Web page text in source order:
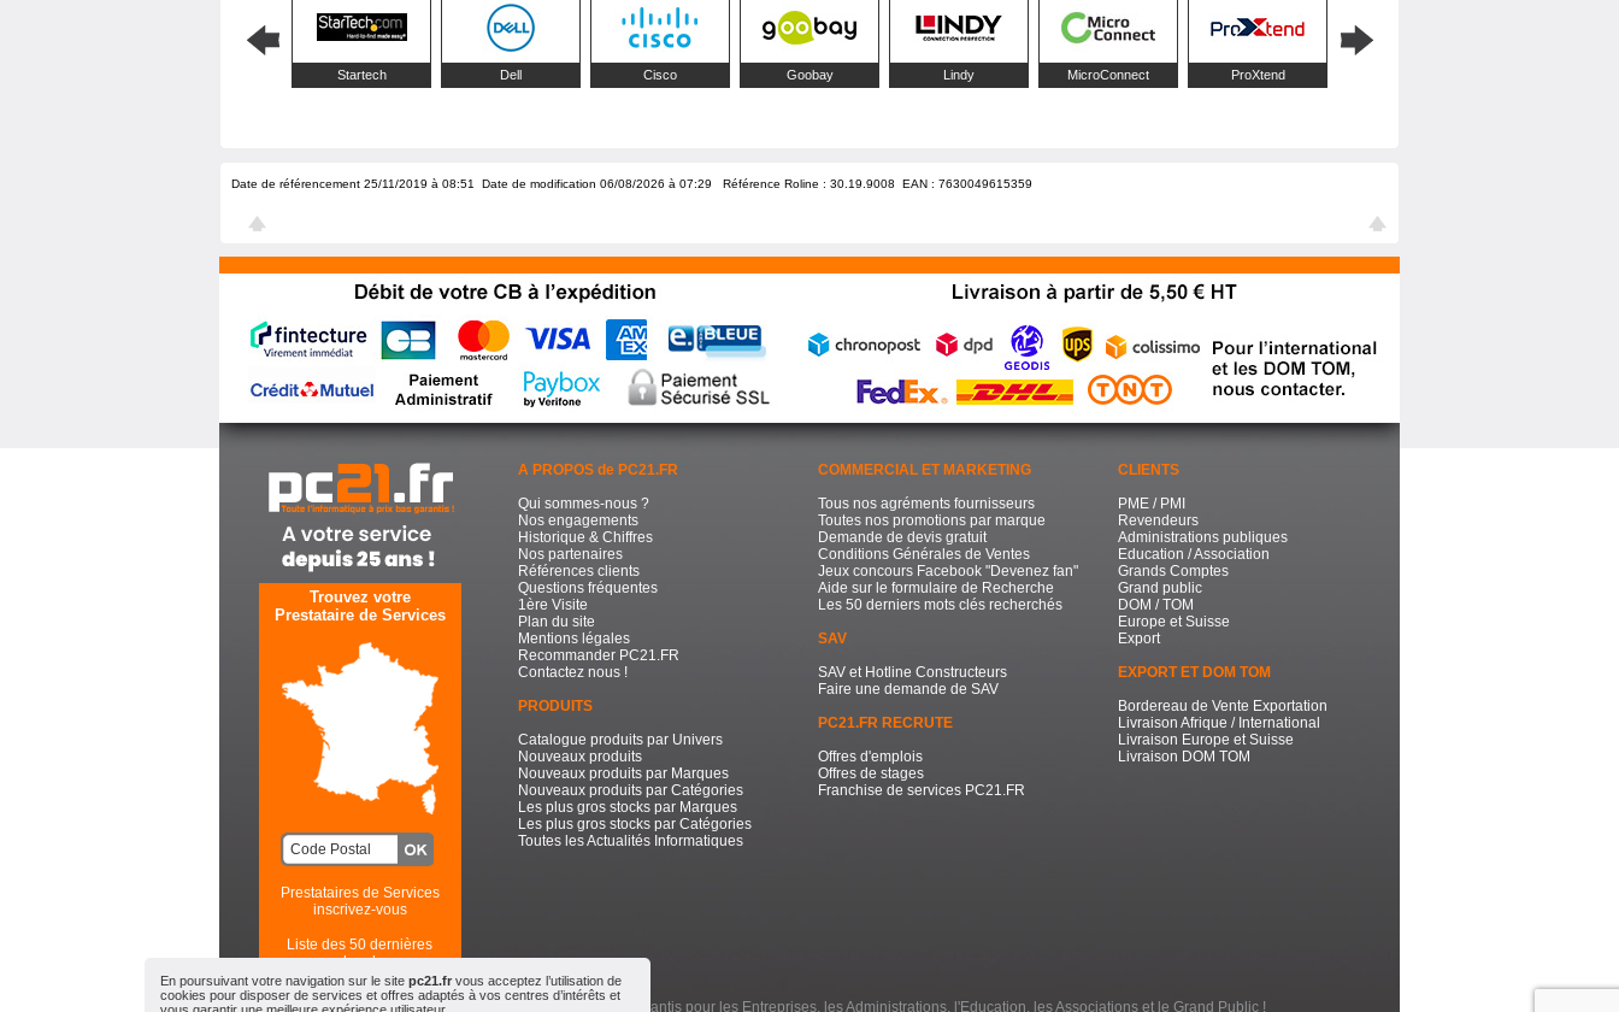
En poursuivant votre navigation sur le sitepc21.fr vous acceptez l’utilisation de
cookies pour disposer de services et offres adaptés à vos centres d’intérêts et
Startech Dell Cisco Goobay Lindy MicroConnect ProXtend
Date de référencement 25/11/2019 à 08:51 Date de modification 06/08/2026 à 07:29 Référence Roline : 30.19.9008 EAN : 7630049615359
Trouvez votre
Prestataire de Services
Prestataires de Services
inscrivez-vous
Liste des 50 dernières
recherches
A PROPOS de PC21.FR
Qui sommes-nous ?
Nos engagements
Historique & Chiffres
Nos partenaires
Références clients
Questions fréquentes
1ère Visite
Plan du site
Mentions légales
Recommander PC21.FR
Contactez nous !
PRODUITS
Catalogue produits par Univers
Nouveaux produits
Nouveaux produits par Marques
Nouveaux produits par Catégories
Les plus gros stocks par Marques
Les plus gros stocks par Catégories
Toutes les Actualités Informatiques
COMMERCIAL ET MARKETING
Tous nos agréments fournisseurs
Toutes nos promotions par marque
Demande de devis gratuit
Conditions Générales de Ventes
Jeux concours Facebook "Devenez fan"
Aide sur le formulaire de Recherche
Les 50 derniers mots clés recherchés
SAV
SAV et Hotline Constructeurs
Faire une demande de SAV
PC21.FR RECRUTE
Offres d'emplois
Offres de stages
Franchise de services PC21.FR
CLIENTS
PME / PMI
Revendeurs
Administrations publiques
Education / Association
Grands Comptes
Grand public
DOM / TOM
Europe et Suisse
Export
EXPORT ET DOM TOM
Bordereau de Vente Exportation
Livraison Afrique / International
Livraison Europe et Suisse
Livraison DOM TOM
PC21.FR - Toute l'Informatique à Prix Bas Garantis pour les Entreprises, les Administrations, l'Education, les Associations et le Grand Public !